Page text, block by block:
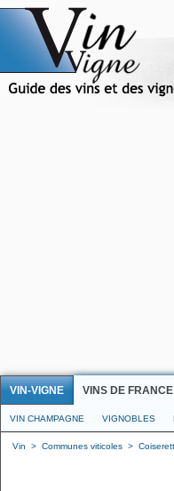
VIN-VIGNE VINS DE FRANCE
VIN CHAMPAGNE VIGNOBLES
Vin > Communes viticoles >